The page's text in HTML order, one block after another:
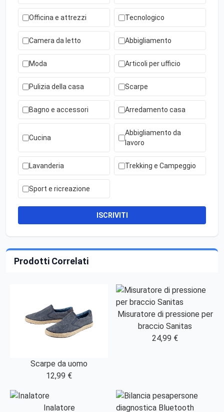
Officina e attrezzi Tecnologico
Camera da letto Abbigliamento
Moda Articoli per ufficio
Pulizia della casa Scarpe
Bagno e accessori Arredamento casa
Cucina
Abbigliamento da
lavoro
Lavanderia Trekking e Campeggio
Sport e ricreazione
ISCRIVITI
Prodotti Correlati
Scarpe da uomo
12,99 €
Misuratore di pressione per
braccio Sanitas
24,99 €
Inalatore